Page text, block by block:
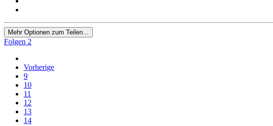
Mehr Optionen zum Teilen...
Folgen 2
Vorherige
9
10
11
12
13
14